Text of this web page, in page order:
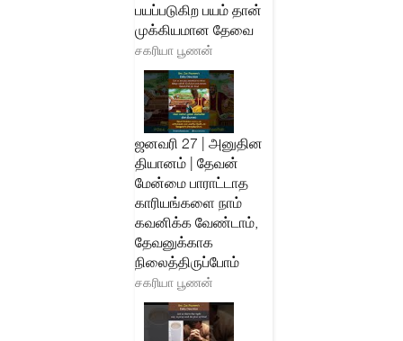
பயப்படுகிற பயம் தான்
முக்கியமான தேவை
சகரியா பூணன்
ஜனவரி 27 | அனுதின
தியானம் | தேவன்
மேன்மை பாராட்டாத
காரியங்களை நாம்
கவனிக்க வேண்டாம்,
தேவனுக்காக
நிலைத்திருப்போம்
சகரியா பூணன்